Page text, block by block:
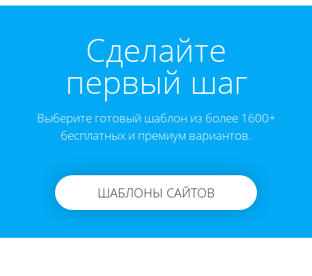
Cделайте
первый шаг
Выберите готовый шаблон из более 1600+
бесплатных и премиум вариантов.
ШАБЛОНЫ САЙТОВ